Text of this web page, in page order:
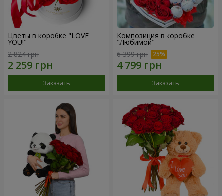
Цветы в коробке "LOVE
YOU!"
2 824 грн
Заказать
Композиция в коробке
"Любимой"
6 399 грн
Заказать